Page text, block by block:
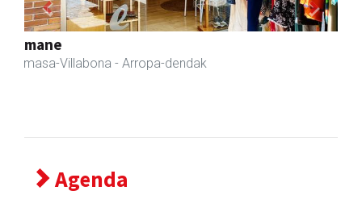
Amasa-Villabonako Udala
Amasa-Villabona - Udaletxeak
Previous Next
Agenda